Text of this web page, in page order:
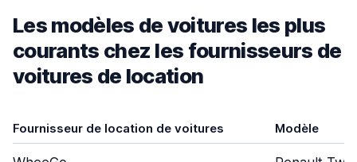
Les modèles de voitures les plus
courants chez les fournisseurs de
voitures de location
Fournisseur de location de voitures Modèle